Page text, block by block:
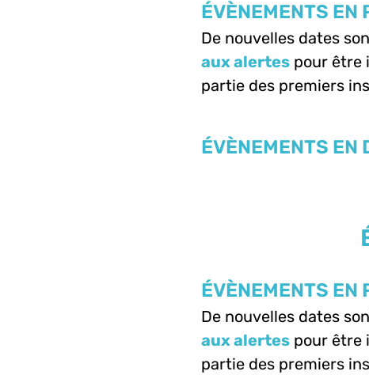
ÉVÈNEMENTS EN
De nouvelles dates
aux alertespour être
partie des premiers
ÉVÈNEMENTS EN
ÉVÈNEMENTS EN
De nouvelles dates
aux alertespour être
partie des premiers